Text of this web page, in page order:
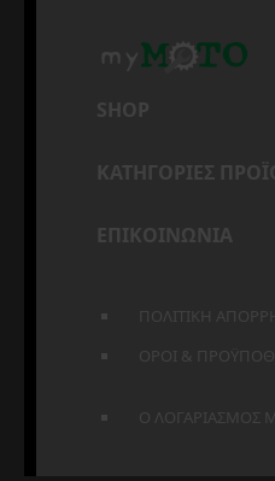
SHOP
ΚΑΤΗΓΟΡΙΕΣ
ΕΠΙΚΟΙΝΩΝΙΑ
ΠΟΛΙΤΙΚΗ
ΟΡΟΙ &
Ο ΛΟΓΑΡΙΑΣΜΟΣ